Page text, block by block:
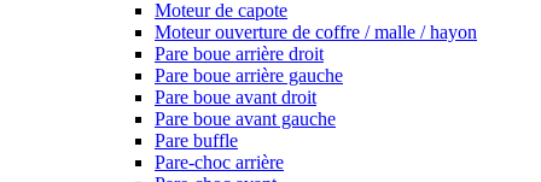
Moteur de capote
Moteur ouverture de coffre / malle / hayon
Pare boue arrière droit
Pare boue arrière gauche
Pare boue avant droit
Pare boue avant gauche
Pare buffle
Pare-choc arrière